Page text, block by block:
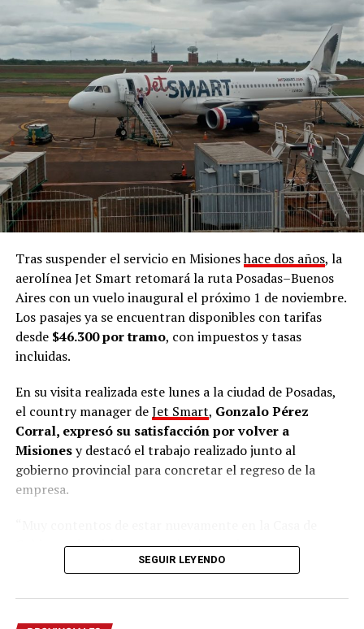
Tras suspender el servicio en Misioneshace dos años, la
aerolínea Jet Smart retomará la ruta Posadas–Buenos
Aires con un vuelo inaugural el próximo 1 de noviembre.
Los pasajes ya se encuentran disponibles con tarifas
desde $46.300 por tramo, con impuestos y tasas
incluidas.
En su visita realizada este lunes a la ciudad de Posadas,
el country manager deJet Smart, Gonzalo Pérez
Corral, expresó su satisfacción por volver a
Misionesy destacó el trabajo realizado junto al
gobierno provincial para concretar el regreso de la
empresa.
Gobierno de Misiones con el gobernadorHugo
y el ministro de Turismo
venta de los vuelos que van a conectar Buenos Aires
con Posadas a partir del 1 de noviembre
SEGUIR LEYENDO